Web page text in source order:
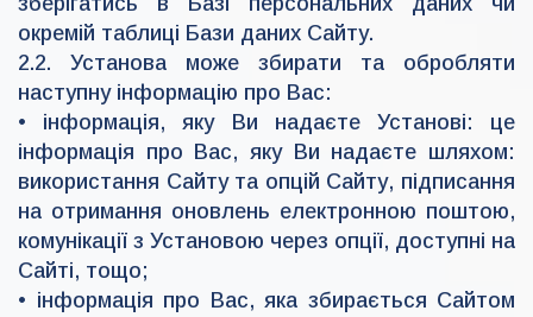
окремій таблиці Бази даних Сайту.
2.2. Установа може збирати та обробляти
наступну інформацію про Вас:
• інформація, яку Ви надаєте Установі: це
інформація про Вас, яку Ви надаєте шляхом:
використання Сайту та опцій Сайту, підписання
на отримання оновлень електронною поштою,
комунікації з Установою через опції, доступні на
Сайті, тощо;
• інформація про Вас, яка збирається Сайтом